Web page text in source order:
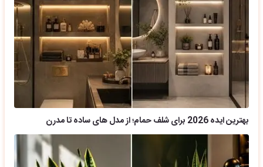
بهترین ایده 2026 برای شلف حمام؛ از مدل های ساده تا مدرن